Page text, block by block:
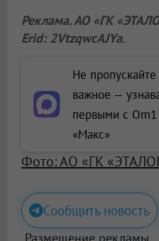
Реклама. АО «ГК
Erid: 2VtzqwcAJYa.
Не пропускайте
важное —
первыми с
«Макс»
Фото: АО «ГК
Сообщить новость